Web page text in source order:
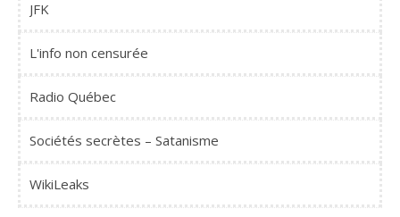
JFK
L'info non censurée
Radio Québec
Sociétés secrètes – Satanisme
WikiLeaks